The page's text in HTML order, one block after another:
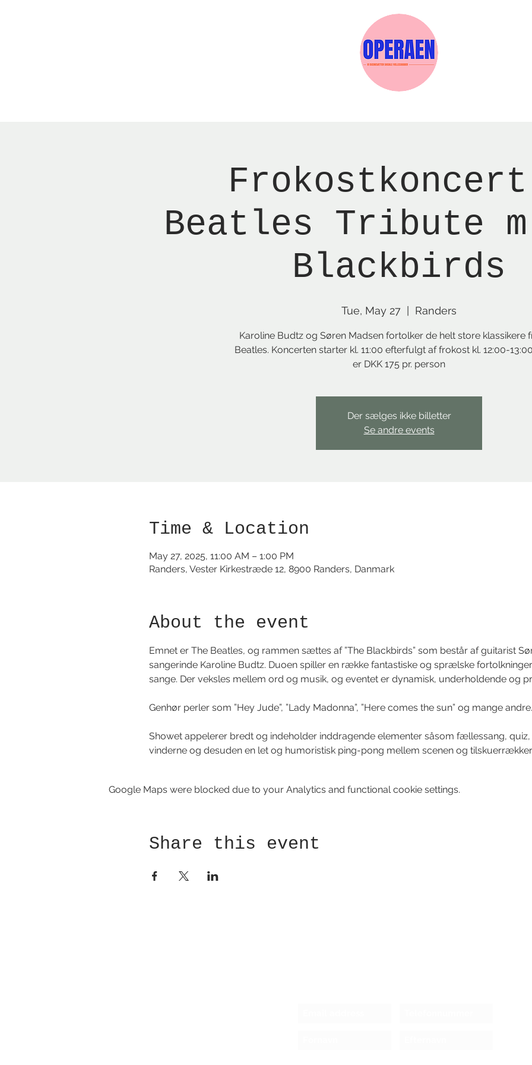
Beatles Tribute
Blackbirds
Tue, May 27 Randers
Karoline Budtz og Søren Madsen fortolker de helt store klassikere
Beatles. Koncerten starter kl. 11:00 efterfulgt af frokost kl. 12:00-
er DKK 175 pr. person
Der sælges ikke billetter
Se andre events
Time & Location
May 27, 2025, 11:00 AM – 1:00 PM
Randers, Vester Kirkestræde 12, 8900 Randers, Danmark
About the event
Emnet er The Beatles, og rammen sættes af ”The Blackbirds” som består af guitarist
sangerinde Karoline Budtz. Duoen spiller en række fantastiske og sprælske
sange. Der veksles mellem ord og musik, og eventet er dynamisk, underholdende og
Genhør perler som ”Hey Jude”, ”Lady Madonna”, ”Here comes the sun” og mange andre.
Showet appelerer bredt og indeholder inddragende elementer såsom fællessang,
vinderne og desuden en let og humoristisk ping-pong mellem scenen og
Google Maps were blocked due to your Analytics and functional cookie settings.
Share this event